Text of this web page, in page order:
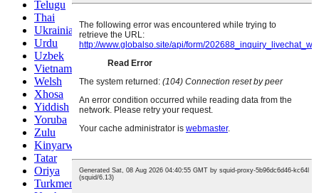
Telugu
Thai
Ukrainian
Urdu
Uzbek
Vietnamese
Welsh
Xhosa
Yiddish
Yoruba
Zulu
Kinyarwanda
Tatar
Oriya
Turkmen